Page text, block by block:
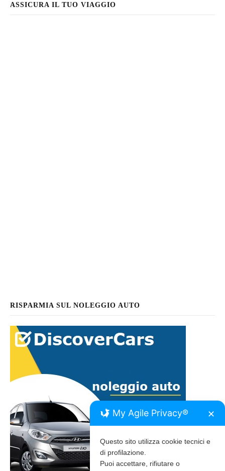
ASSICURA IL TUO VIAGGIO
RISPARMIA SUL NOLEGGIO AUTO
My Agile Privacy® ✕
Questo sito utilizza cookie tecnici e
di profilazione.
Puoi accettare, rifiutare o